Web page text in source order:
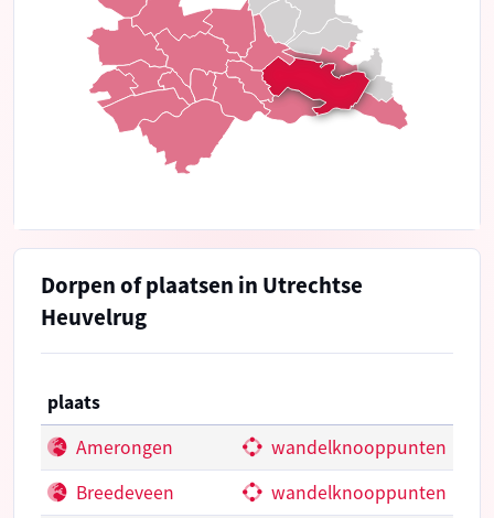
Dorpen of plaatsen in Utrechtse
Heuvelrug
plaats
Amerongen
wandelknooppunten
Breedeveen
wandelknooppunten